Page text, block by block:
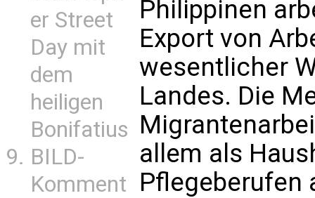
er Street
Day mit
dem
heiligen
Bonifatius
BILD-
Komment
Philippinen
Export von
wesentlicher
Landes. Die
allem als
Pflegeberufen